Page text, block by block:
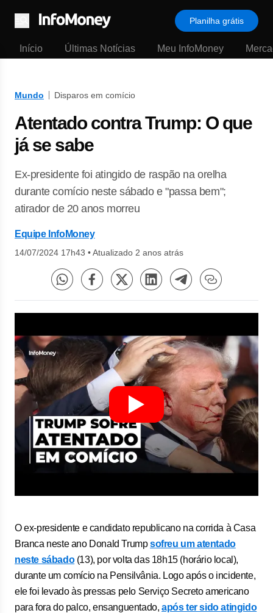
Menu
Planilha grátis
Início Últimas Notícias Meu InfoMoney
Mundo Disparos em comício
Atentado contra Trump: O que
já se sabe
Ex-presidente foi atingido de raspão na orelha
durante comício neste sábado e "passa bem";
atirador de 20 anos morreu
Equipe InfoMoney
14/07/2024 17h43 •Atualizado 2 anos atrás
O ex-presidente e candidato republicano na corrida à Casa
Branca neste ano Donald Trumpsofreu um atentado
neste sábado(13), por volta das 18h15 (horário local),
durante um comício na Pensilvânia. Logo após o incidente,
ele foi levado às pressas pelo Serviço Secreto americano
para fora do palco, ensanguentado,após ter sido atingido